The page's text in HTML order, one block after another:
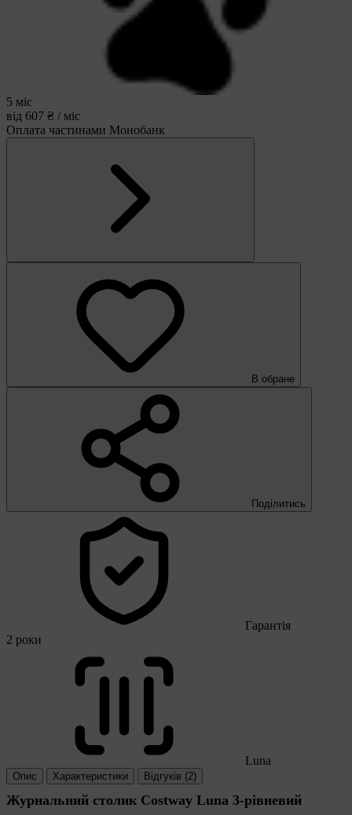
5 міс
від 607 ₴ / міс
Оплата частинами Монобанк
В обране
Поділитись
Гарантія
2 роки
Luna
Опис Характеристики Відгуків (2)
Журнальний столик Costway Luna 3-рівневий